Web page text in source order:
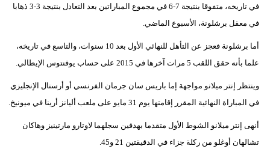
وتكنولوجيا
بيئة
مدوَّنات
أبراج
في تاريخه، متفوقا بنتيجة 7-6 في مجموع المباراتين بعد التعادل بنتيجة 3-3 ذهابا
في معقل برشلونة، الأسبوع الماضي.
أما برشلونة فعجز عن التأهل للنهائي الأول بعد 10 سنوات، والتاسع في تاريخه،
علما بأنه حقق اللقب 5 مرات آخرها في 2015 على حساب يوفنتوس الإيطالي.
وينتظر إنتر ميلانو مواجهة إما باريس سان جرمان الفرنسي أو أرسنال الإنجليزي
في المباراة النهائية المقرر إقامتها يوم 31 مايو على ملعب أليانز أرينا في ميونيخ.
أنهى إنتر ميلانو الشوط الأول متقدما بهدفين سجلهما لاوتارو مارتينيز وهاكان
تشالهان أوغلو من ركلة جزاء في الدقيقتين 21 و45.